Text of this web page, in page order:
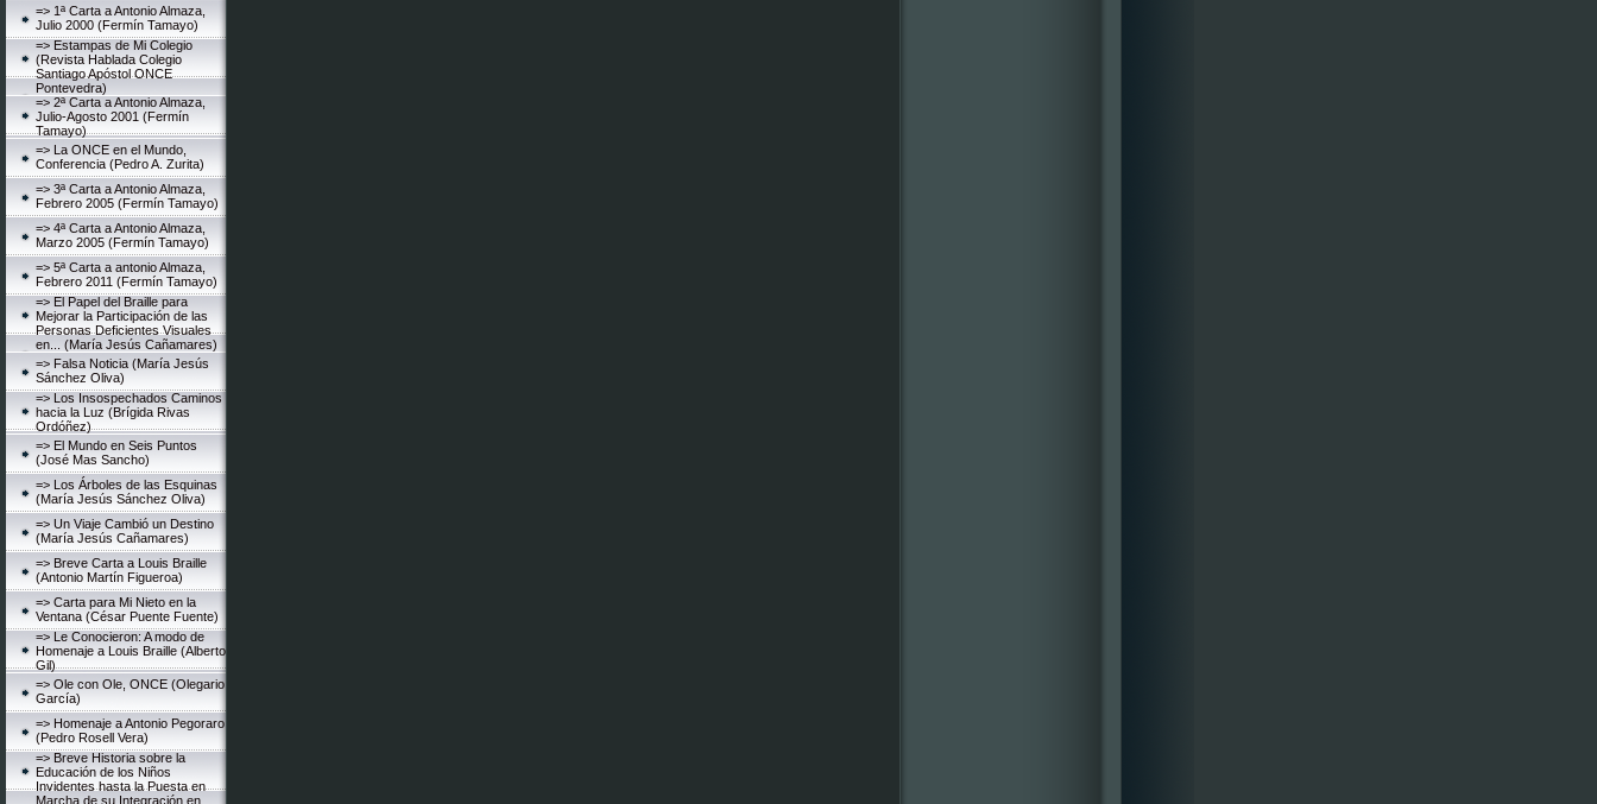
=> 1ª Carta a Antonio Almaza,
Julio 2000 (Fermín Tamayo)
=> Estampas de Mi Colegio
(Revista Hablada Colegio
Santiago Apóstol ONCE
Pontevedra)
=> 2ª Carta a Antonio Almaza,
Julio-Agosto 2001 (Fermín
Tamayo)
=> La ONCE en el Mundo,
Conferencia (Pedro A. Zurita)
=> 3ª Carta a Antonio Almaza,
Febrero 2005 (Fermín Tamayo)
=> 4ª Carta a Antonio Almaza,
Marzo 2005 (Fermín Tamayo)
=> 5ª Carta a antonio Almaza,
Febrero 2011 (Fermín Tamayo)
=> El Papel del Braille para
Mejorar la Participación de las
Personas Deficientes Visuales
en... (María Jesús Cañamares)
=> Falsa Noticia (María Jesús
Sánchez Oliva)
=> Los Insospechados Caminos
hacia la Luz (Brígida Rivas
Ordóñez)
=> El Mundo en Seis Puntos
(José Mas Sancho)
=> Los Árboles de las Esquinas
(María Jesús Sánchez Oliva)
=> Un Viaje Cambió un Destino
(María Jesús Cañamares)
=> Breve Carta a Louis Braille
(Antonio Martín Figueroa)
=> Carta para Mi Nieto en la
Ventana (César Puente Fuente)
=> Le Conocieron: A modo de
Homenaje a Louis Braille (Alberto
Gil)
=> Ole con Ole, ONCE (Olegario
García)
=> Homenaje a Antonio Pegoraro
(Pedro Rosell Vera)
=> Breve Historia sobre la
Educación de los Niños
Invidentes hasta la Puesta en
Marcha de su Integración en